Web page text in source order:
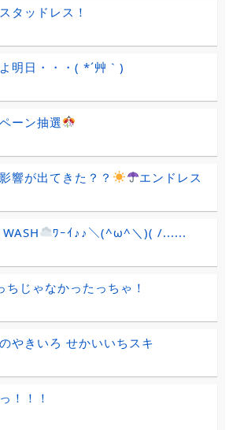
タッドレス！
明日・・・( *´艸｀)
ーン抽選
響が出てきた？？ エンドレス
WASH ﾜｰｲ♪♪＼(^ω^＼)( /......
ちじゃなかったっちゃ！
やきいろ せかいいちスキ
！！！